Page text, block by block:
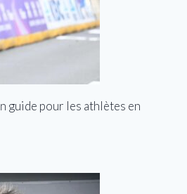
guide pour les athlètes en